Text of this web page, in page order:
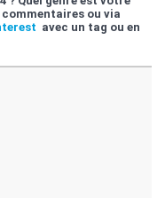
ou via
avec un tag ou en